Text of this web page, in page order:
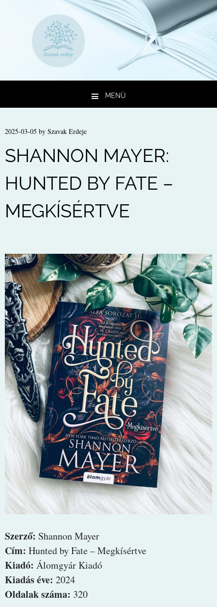
MENÜ
2025-03-05 by Szavak Erdeje
SHANNON MAYER:
HUNTED BY FATE –
MEGKÍSÉRTVE
Szerző: Shannon Mayer
Cím: Hunted by Fate – Megkísértve
Kiadó: Álomgyár Kiadó
Kiadás éve: 2024
Oldalak száma: 320